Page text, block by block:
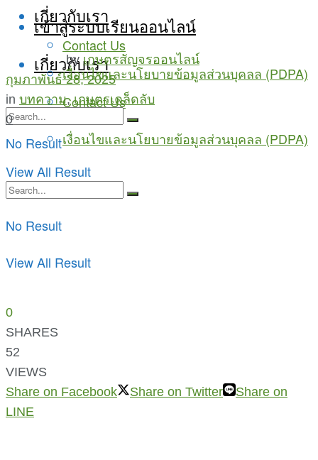
เข้าสู่ระบบเรียนออนไลน์
เกี่ยวกับเรา
Contact Us
เงื่อนไขและนโยบายข้อมูลส่วนบุคลล (PDPA)
No Result
View All Result
เกี่ยวกับเรา
Contact Us
เงื่อนไขและนโยบายข้อมูลส่วนบุคลล (PDPA)
No Result
View All Result
by เกษตรสัญจรออนไลน์
กุมภาพันธ์ 28, 2025
in บทความ,เกษตรเคล็ดลับ
0
0
SHARES
52
VIEWS
Share on Facebook
Share on Twitter
Share on
LINE